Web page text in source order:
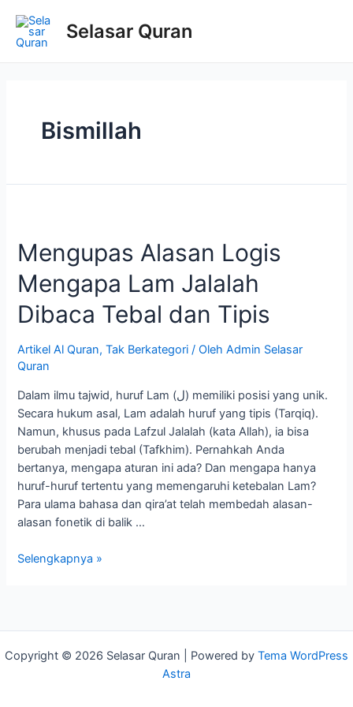
Selasar Quran
Bismillah
Mengupas Alasan Logis
Mengapa Lam Jalalah
Dibaca Tebal dan Tipis
Artikel Al Quran,Tak Berkategori / OlehAdmin Selasar
Quran
Dalam ilmu tajwid, huruf Lam (ل) memiliki posisi yang unik.
Secara hukum asal, Lam adalah huruf yang tipis (Tarqiq).
Namun, khusus pada Lafzul Jalalah (kata Allah), ia bisa
berubah menjadi tebal (Tafkhim). Pernahkah Anda
bertanya, mengapa aturan ini ada? Dan mengapa hanya
huruf-huruf tertentu yang memengaruhi ketebalan Lam?
Para ulama bahasa dan qira’at telah membedah alasan-
alasan fonetik di balik …
Selengkapnya »
Copyright © 2026 Selasar Quran | Powered by Tema WordPress
Astra